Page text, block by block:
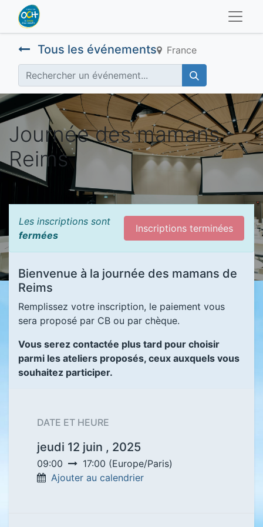
Tous les événements France
Journée des mamans -
Reims
Les inscriptions sont
fermées
Inscriptions terminées
Bienvenue à la journée des mamans de
Reims
Remplissez votre inscription, le paiement vous
sera proposé par CB ou par chèque.
Vous serez contactée plus tard pour choisir
parmi les ateliers proposés, ceux auxquels vous
souhaitez participer.
DATE ET HEURE
jeudi 12 juin , 2025
09:00 17:00 (Europe/Paris)
Ajouter au calendrier